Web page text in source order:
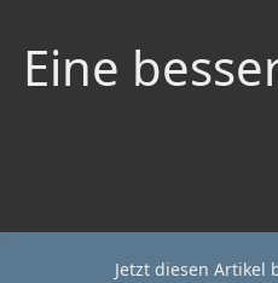
Eine
Jetzt diesen Artikel